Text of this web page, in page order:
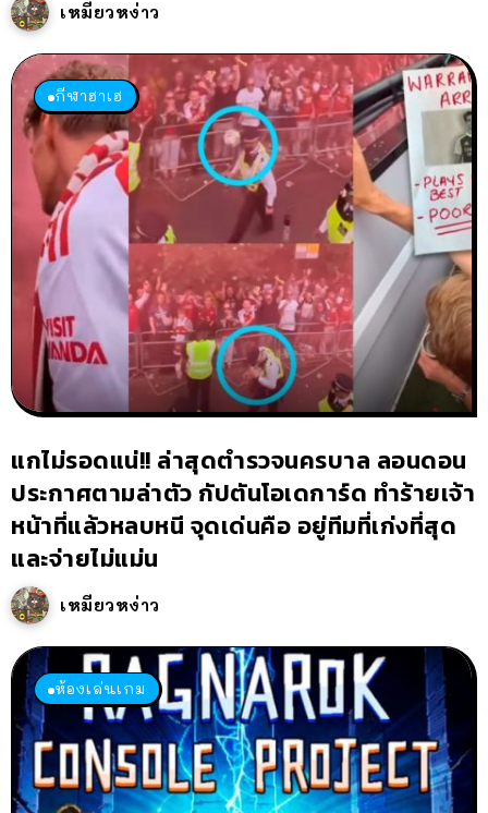
เหมียวหง่าว
กีฬาฮาเฮ
แกไม่รอดแน่!! ล่าสุดตำรวจนครบาล ลอนดอน
ประกาศตามล่าตัว กัปตันโอเดการ์ด ทำร้ายเจ้า
หน้าที่แล้วหลบหนี จุดเด่นคือ อยู่ทีมที่เก่งที่สุด
และจ่ายไม่แม่น
เหมียวหง่าว
ห้องเล่นเกม